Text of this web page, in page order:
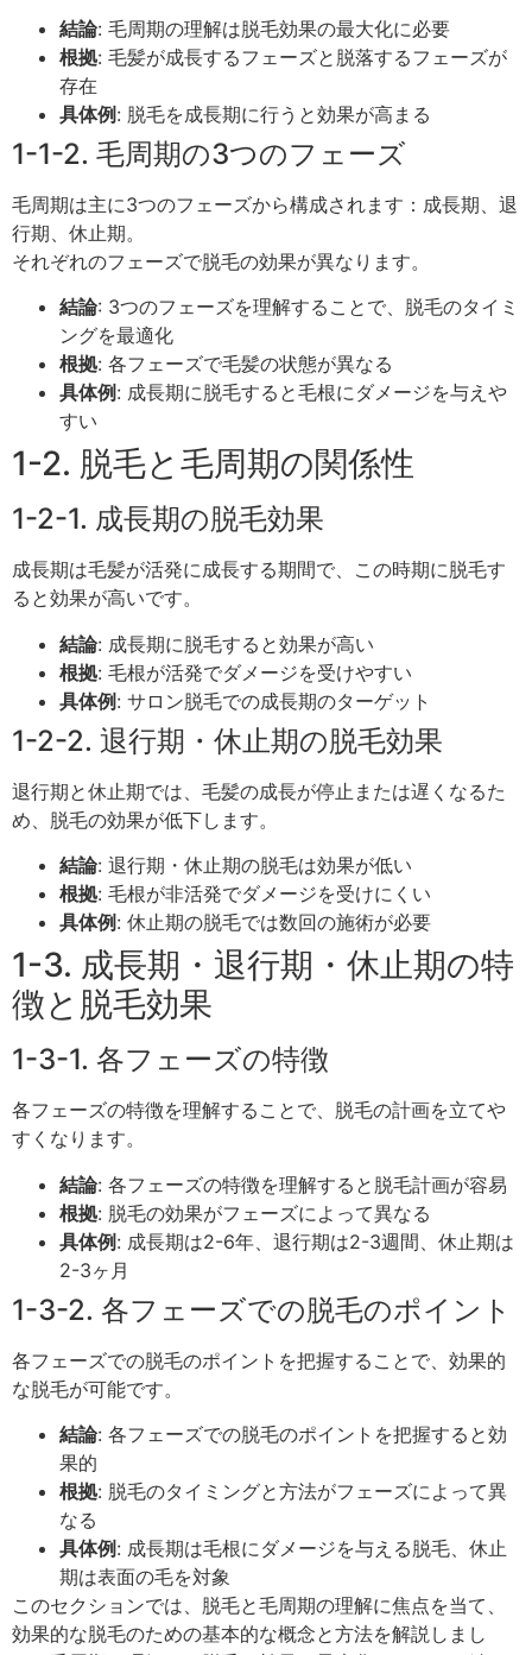
結論: 毛周期の理解は脱毛効果の最大化に必要
根拠: 毛髪が成長するフェーズと脱落するフェーズが
存在
具体例: 脱毛を成長期に行うと効果が高まる
1-1-2. 毛周期の3つのフェーズ
毛周期は主に3つのフェーズから構成されます：成長期、退
行期、休止期。
それぞれのフェーズで脱毛の効果が異なります。
結論: 3つのフェーズを理解することで、脱毛のタイミ
ングを最適化
根拠: 各フェーズで毛髪の状態が異なる
具体例 : 成長期に脱毛すると毛根にダメージを与えや
すい
1-2. 脱毛と毛周期の関係性
1-2-1. 成長期の脱毛効果
成長期は毛髪が活発に成長する期間で、この時期に脱毛す
ると効果が高いです。
結論: 成長期に脱毛すると効果が高い
根拠: 毛根が活発でダメージを受けやすい
具体例: サロン脱毛での成長期のターゲット
1-2-2. 退行期・休止期の脱毛効果
退行期と休止期では、毛髪の成長が停止または遅くなるた
め、脱毛の効果が低下します。
結論: 退行期・休止期の脱毛は効果が低い
根拠: 毛根が非活発でダメージを受けにくい
具体例 : 休止期の脱毛では数回の施術が必要
1-3. 成長期・退行期・休止期の特
徴と脱毛効果
1-3-1. 各フェーズの特徴
各フェーズの特徴を理解することで、脱毛の計画を立てや
すくなります。
結論: 各フェーズの特徴を理解すると脱毛計画が容易
根拠: 脱毛の効果がフェーズによって異なる
具体例: 成長期は2-6年、退行期は2-3週間、休止期は
2-3ヶ月
1-3-2. 各フェーズでの脱毛のポイント
各フェーズでの脱毛のポイントを把握することで、効果的
な脱毛が可能です。
結論: 各フェーズでの脱毛のポイントを把握すると効
果的
根拠: 脱毛のタイミングと方法がフェーズによって異
なる
具体例: 成長期は毛根にダメージを与える脱毛、休止
期は表面の毛を対象
このセクションでは、脱毛と毛周期の理解に焦点を当て、
効果的な脱毛のための基本的な概念と方法を解説しまし